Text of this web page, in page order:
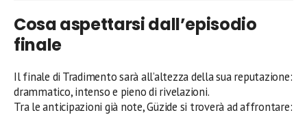
Cosa aspettarsi dall’episodio
finale
Il finale di Tradimento sarà all’altezza della sua reputazione:
drammatico, intenso e pieno di rivelazioni.
Tra le anticipazioni già note, Güzide si troverà ad affrontare: